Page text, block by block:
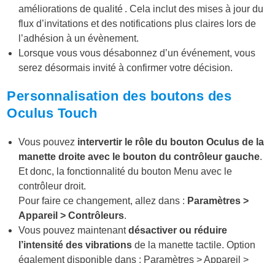
améliorations de qualité . Cela inclut des mises à jour du
flux d’invitations et des notifications plus claires lors de
l’adhésion à un évènement.
Lorsque vous vous désabonnez d’un événement, vous
serez désormais invité à confirmer votre décision.
Personnalisation des boutons des
Oculus Touch
Vous pouvez intervertir le rôle du bouton Oculus de la
manette droite avec le bouton du contrôleur gauche.
Et donc, la fonctionnalité du bouton Menu avec le
contrôleur droit.
Pour faire ce changement, allez dans : Paramètres >
Appareil > Contrôleurs.
Vous pouvez maintenantdésactiver ou réduire
l’intensité des vibrations de la manette tactile. Option
également disponible dans : Paramètres > Appareil >